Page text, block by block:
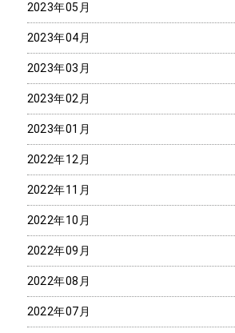
2023年05月
2023年04月
2023年03月
2023年02月
2023年01月
2022年12月
2022年11月
2022年10月
2022年09月
2022年08月
2022年07月